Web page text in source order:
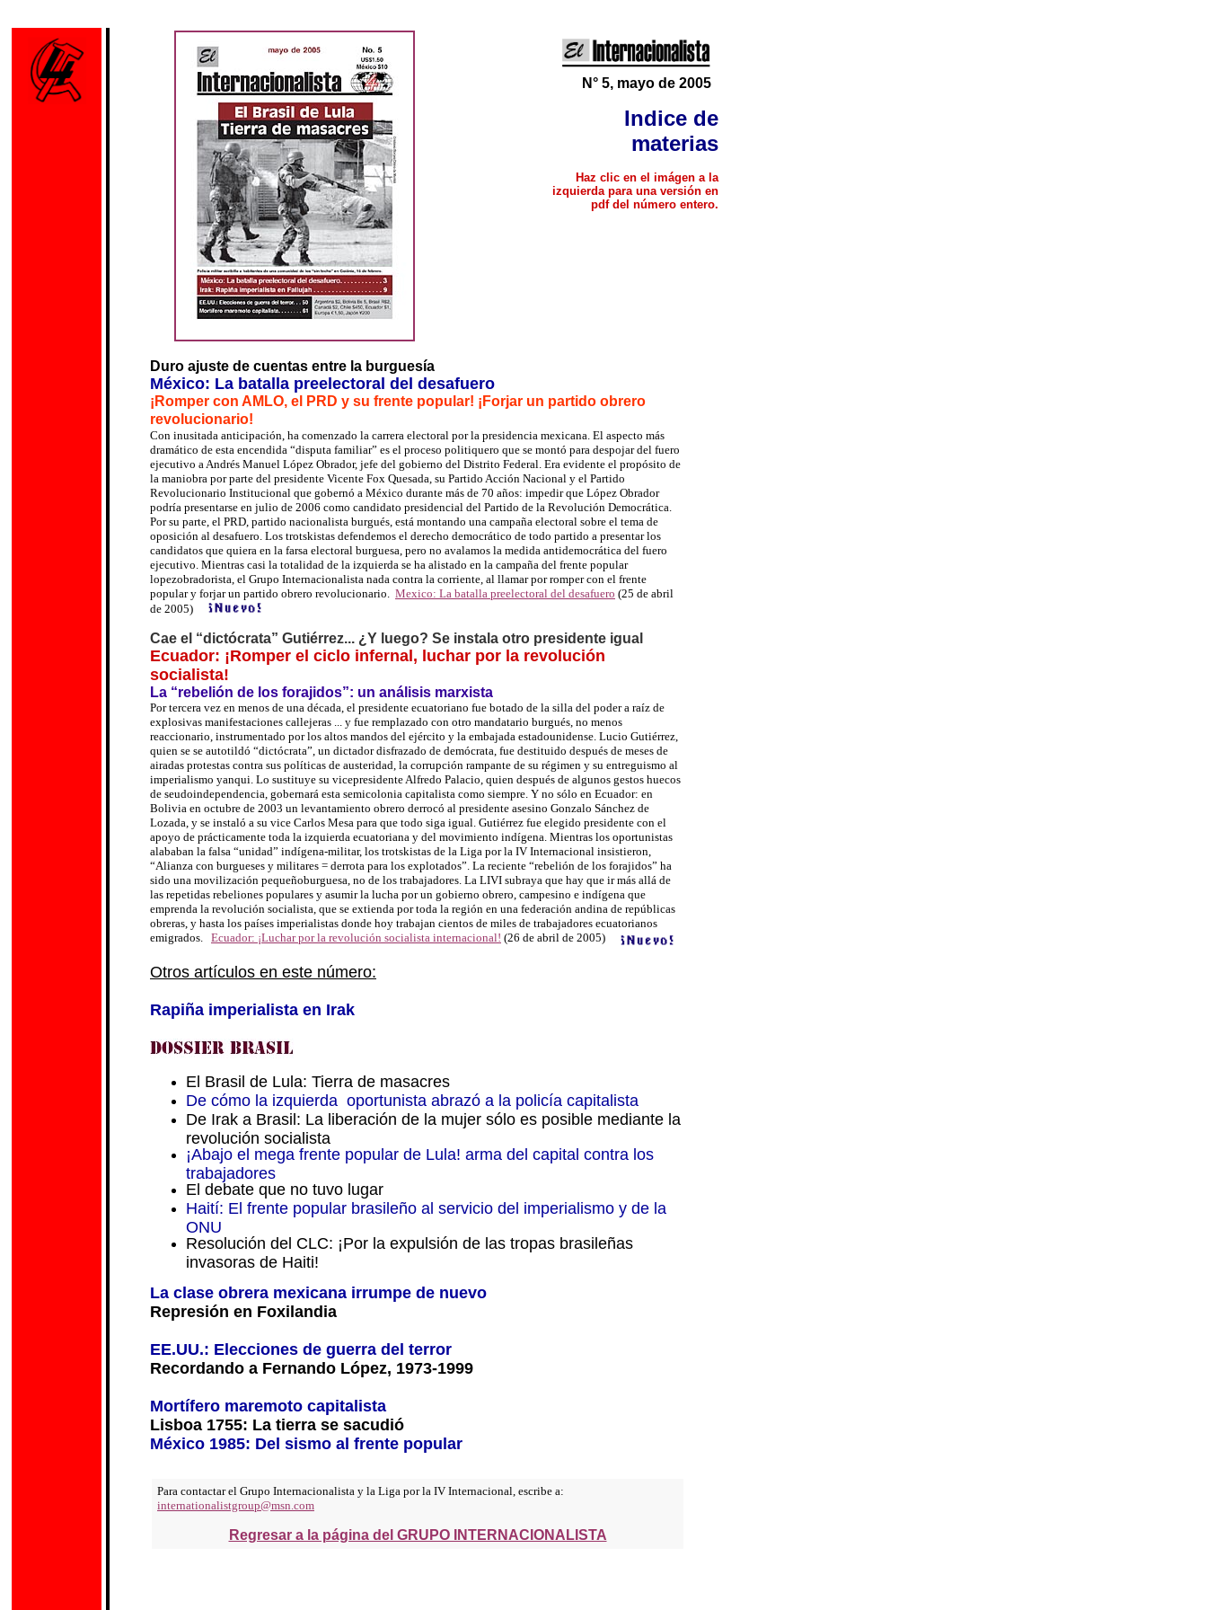
N° 5, mayo de 2005
Indice de
materias
Haz clic en el imágen a la
izquierda para una versión en
pdf del número entero.
Duro ajuste de cuentas entre la burguesía
México: La batalla preelectoral del desafuero
¡Romper con AMLO, el PRD y su frente popular! ¡Forjar un partido obrero
revolucionario!
Con inusitada anticipación, ha comenzado la carrera electoral por la presidencia mexicana. El aspecto más
dramático de esta encendida “disputa familiar” es el proceso politiquero que se montó para despojar del fuero
ejecutivo a Andrés Manuel López Obrador, jefe del gobierno del Distrito Federal. Era evidente el propósito de
la maniobra por parte del presidente Vicente Fox Quesada, su Partido Acción Nacional y el Partido
Revolucionario Institucional que gobernó a México durante más de 70 años: impedir que López Obrador
podría presentarse en julio de 2006 como candidato presidencial del Partido de la Revolución Democrática.
Por su parte, el PRD, partido nacionalista burgués, está montando una campaña electoral sobre el tema de
oposición al desafuero. Los trotskistas defendemos el derecho democrático de todo partido a presentar los
candidatos que quiera en la farsa electoral burguesa, pero no avalamos la medida antidemocrática del fuero
ejecutivo. Mientras casi la totalidad de la izquierda se ha alistado en la campaña del frente popular
lopezobradorista, el Grupo Internacionalista nada contra la corriente, al llamar por romper con el frente
popular y forjar un partido obrero revolucionario. Mexico: La batalla preelectoral del desafuero (25 de abril
de 2005)
Cae el “dictócrata” Gutiérrez... ¿Y luego? Se instala otro presidente igual
Ecuador: ¡Romper el ciclo infernal, luchar por la revolución
socialista!
La “rebelión de los forajidos”: un análisis marxista
Por tercera vez en menos de una década, el presidente ecuatoriano fue botado de la silla del poder a raíz de
explosivas manifestaciones callejeras ... y fue remplazado con otro mandatario burgués, no menos
reaccionario, instrumentado por los altos mandos del ejército y la embajada estadounidense. Lucio Gutiérrez,
quien se se autotildó “dictócrata”, un dictador disfrazado de demócrata, fue destituido después de meses de
airadas protestas contra sus políticas de austeridad, la corrupción rampante de su régimen y su entreguismo al
imperialismo yanqui. Lo sustituye su vicepresidente Alfredo Palacio, quien después de algunos gestos huecos
de seudoindependencia, gobernará esta semicolonia capitalista como siempre. Y no sólo en Ecuador: en
Bolivia en octubre de 2003 un levantamiento obrero derrocó al presidente asesino Gonzalo Sánchez de
Lozada, y se instaló a su vice Carlos Mesa para que todo siga igual. Gutiérrez fue elegido presidente con el
apoyo de prácticamente toda la izquierda ecuatoriana y del movimiento indígena. Mientras los oportunistas
alababan la falsa “unidad” indígena-militar, los trotskistas de la Liga por la IV Internacional insistieron,
“Alianza con burgueses y militares = derrota para los explotados”. La reciente “rebelión de los forajidos” ha
sido una movilización pequeñoburguesa, no de los trabajadores. La LIVI subraya que hay que ir más allá de
las repetidas rebeliones populares y asumir la lucha por un gobierno obrero, campesino e indígena que
emprenda la revolución socialista, que se extienda por toda la región en una federación andina de repúblicas
obreras, y hasta los países imperialistas donde hoy trabajan cientos de miles de trabajadores ecuatorianos
emigrados. Ecuador: ¡Luchar por la revolución socialista internacional! (26 de abril de 2005)
Otros artículos en este número:
Rapiña imperialista en Irak
El Brasil de Lula: Tierra de masacres
De cómo la izquierda oportunista abrazó a la policía capitalista
De Irak a Brasil: La liberación de la mujer sólo es posible mediante la
revolución socialista
¡Abajo el mega frente popular de Lula! arma del capital contra los
trabajadores
El debate que no tuvo lugar
Haití: El frente popular brasileño al servicio del imperialismo y de la
ONU
Resolución del CLC: ¡Por la expulsión de las tropas brasileñas
invasoras de Haiti!
La clase obrera mexicana irrumpe de nuevo
Represión en Foxilandia
EE.UU.: Elecciones de guerra del terror
Recordando a Fernando López, 1973-1999
Mortífero maremoto capitalista
Lisboa 1755: La tierra se sacudió
México 1985: Del sismo al frente popular
Para contactar el Grupo Internacionalista y la Liga por la IV Internacional, escribe a:
internationalistgroup@msn.com
Regresar a la página del GRUPO INTERNACIONALISTA